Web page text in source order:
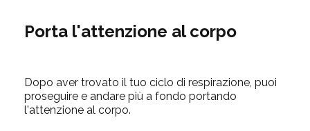
Porta l'attenzione al corpo
Dopo aver trovato il tuo ciclo di respirazione, puoi
proseguire e andare più a fondo portando
l'attenzione al corpo.